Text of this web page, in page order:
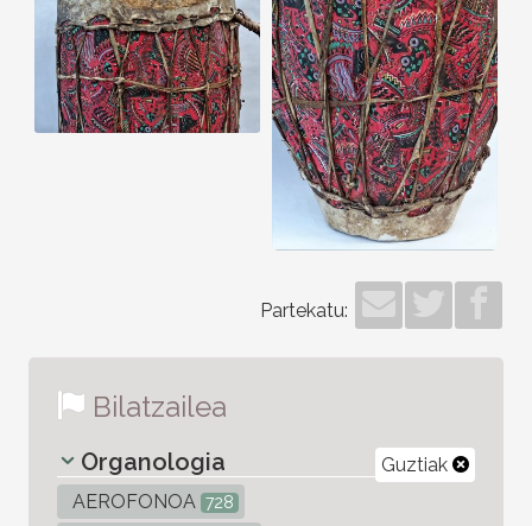
Partekatu:
Bilatzailea
Guztiak
Organologia
AEROFONOA 728